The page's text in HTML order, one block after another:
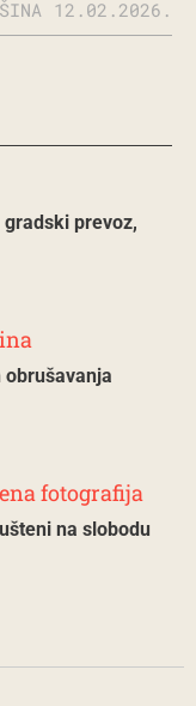
12.02.2026.
prevoz,
na slobodu